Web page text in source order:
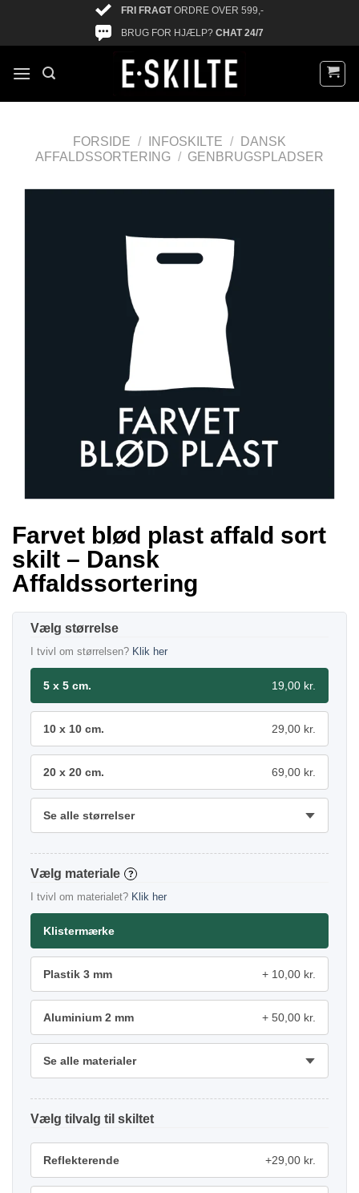
FRI FRAGTORDRE OVER 599,-
BRUG FOR HJÆLP? CHAT 24/7
FORSIDE / INFOSKILTE /
DANSK
AFFALDSSORTERING / GENBRUGSPLADSER
Farvet blød plast affald sort
skilt – Dansk
Affaldssortering
størrelse
I tvivl om størrelsen? Klik her
5 x 5 cm. 19,00 kr.
10 x 10 cm. 29,00 kr.
20 x 20 cm. 69,00 kr.
Se alle størrelser
materiale ?
I tvivl om materialet? Klik her
Klistermærke
Plastik 3 mm 10,00 kr.
Aluminium 2 mm 50,00 kr.
Se alle materialer
tilvalg
Reflekterende +29,00 kr.